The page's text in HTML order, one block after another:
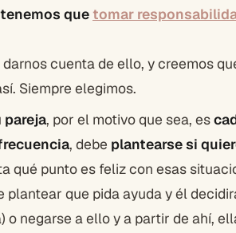
que tomar
cuenta de ello, y creemos
Siempre elegimos.
pareja, por el motivo que sea, es
, debe plantearse si
qué punto es feliz con esas
plantear que pida ayuda y él
o negarse a ello y a partir de ahí,